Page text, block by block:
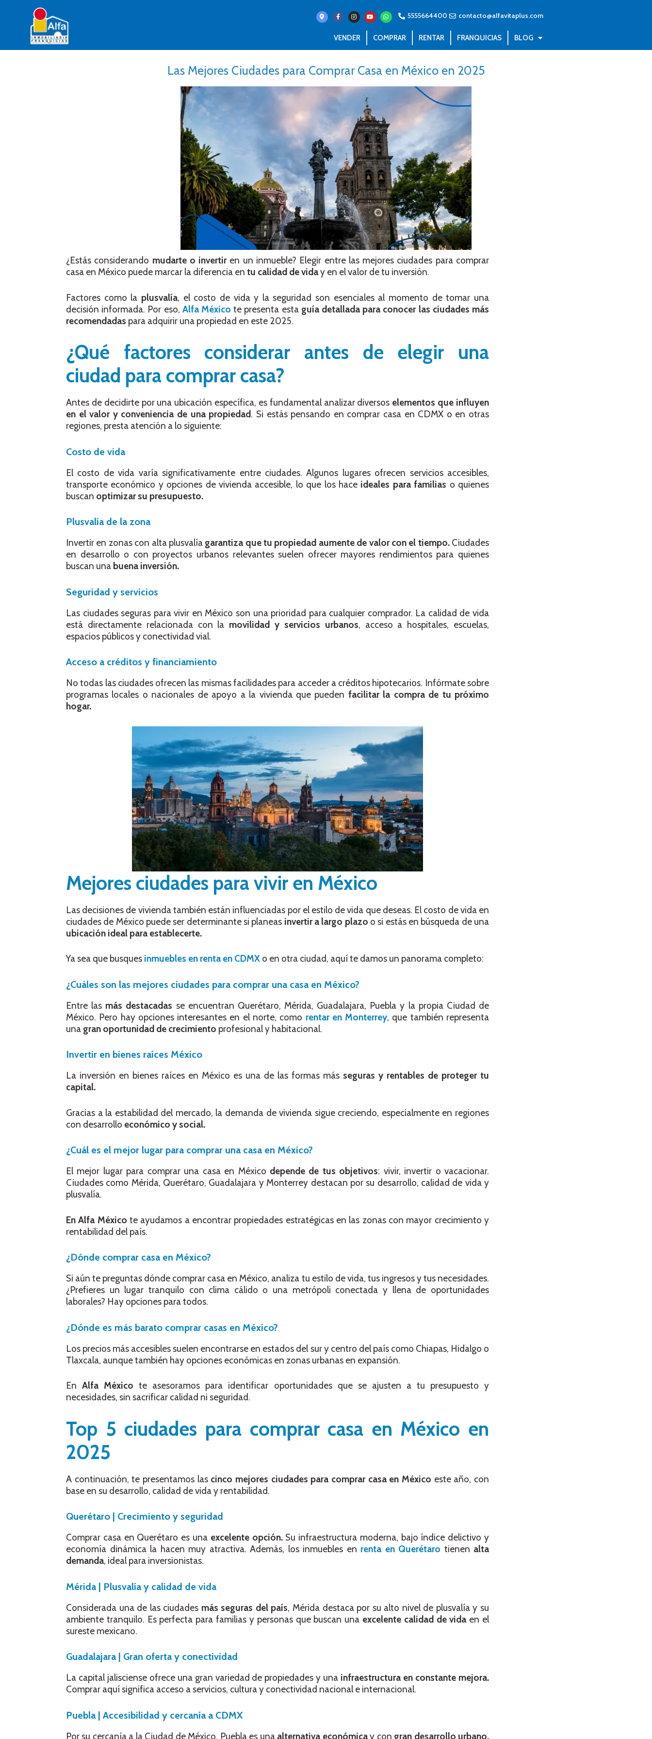
5555664400 contacto@alfavitaplus.com
VENDER COMPRAR RENTAR FRANQUICIAS BLOG
Las Mejores Ciudades para Comprar Casa en México en 2025
¿Estás considerando mudarte o invertiren un inmueble? Elegir entre las mejores ciudades para comprar
casa en México puede marcar la diferencia en tu calidad de viday en el valor de tu inversión.
Factores como la plusvalía, el costo de vida y la seguridad son esenciales al momento de tomar una
decisión informada. Por eso, Alfa México te presenta esta guía detallada para conocer las ciudades más
recomendadas para adquirir una propiedad en este 2025.
¿Qué factores considerar antes de elegir una
ciudad para comprar casa?
Antes de decidirte por una ubicación específica, es fundamental analizar diversos elementos que influyen
en el valor y conveniencia de una propiedad. Si estás pensando en comprar casa en CDMX o en otras
regiones, presta atención a lo siguiente:
Costo de vida
El costo de vida varía significativamente entre ciudades. Algunos lugares ofrecen servicios accesibles,
transporte económico y opciones de vivienda accesible, lo que los hace ideales para familias o quienes
buscan optimizar su presupuesto.
Plusvalía de la zona
Invertir en zonas con alta plusvalía garantiza que tu propiedad aumente de valor con el tiempo.Ciudades
en desarrollo o con proyectos urbanos relevantes suelen ofrecer mayores rendimientos para quienes
buscan una buena inversión.
Seguridad y servicios
Las ciudades seguras para vivir en México son una prioridad para cualquier comprador. La calidad de vida
está directamente relacionada con la movilidad y servicios urbanos, acceso a hospitales, escuelas,
espacios públicos y conectividad vial.
Acceso a créditos y financiamiento
No todas las ciudades ofrecen las mismas facilidades para acceder a créditos hipotecarios. Infórmate sobre
programas locales o nacionales de apoyo a la vivienda que pueden facilitar la compra de tu próximo
hogar.
Mejores ciudades para vivir en México
Las decisiones de vivienda también están influenciadas por el estilo de vida que deseas. El costo de vida en
ciudades de México puede ser determinante si planeas invertir a largo plazo o si estás en búsqueda de una
ubicación ideal para establecerte.
Ya sea que busques inmuebles en renta en CDMX o en otra ciudad, aquí te damos un panorama completo:
¿Cuáles son las mejores ciudades para comprar una casa en México?
Entre las más destacadas se encuentran Querétaro, Mérida, Guadalajara, Puebla y la propia Ciudad de
México. Pero hay opciones interesantes en el norte, como rentar en Monterrey, que también representa
una gran oportunidad de crecimiento profesional y habitacional.
Invertir en bienes raíces México
La inversión en bienes raíces en México es una de las formas más seguras y rentables de proteger tu
capital.
Gracias a la estabilidad del mercado, la demanda de vivienda sigue creciendo, especialmente en regiones
con desarrollo económico y social.
¿Cuál es el mejor lugar para comprar una casa en México?
El mejor lugar para comprar una casa en México depende de tus objetivos: vivir, invertir o vacacionar.
Ciudades como Mérida, Querétaro, Guadalajara y Monterrey destacan por su desarrollo, calidad de vida y
plusvalía.
En Alfa México te ayudamos a encontrar propiedades estratégicas en las zonas con mayor crecimiento y
rentabilidad del país.
¿Dónde comprar casa en México?
Si aún te preguntas dónde comprar casa en México, analiza tu estilo de vida, tus ingresos y tus necesidades.
¿Prefieres un lugar tranquilo con clima cálido o una metrópoli conectada y llena de oportunidades
laborales? Hay opciones para todos.
¿Dónde es más barato comprar casas en México?
Los precios más accesibles suelen encontrarse en estados del sur y centro del país como Chiapas, Hidalgo o
Tlaxcala, aunque también hay opciones económicas en zonas urbanas en expansión.
En Alfa México te asesoramos para identificar oportunidades que se ajusten a tu presupuesto y
necesidades, sin sacrificar calidad ni seguridad.
Top 5 ciudades para comprar casa en México en
2025
A continuación, te presentamos las cinco mejores ciudades para comprar casa en México este año, con
base en su desarrollo, calidad de vida y rentabilidad.
Querétaro | Crecimiento y seguridad
Comprar casa en Querétaro es una excelente opción.Su infraestructura moderna, bajo índice delictivo y
economía dinámica la hacen muy atractiva. Además, los inmuebles en renta en Querétaro tienen alta
demanda, ideal para inversionistas.
Mérida | Plusvalía y calidad de vida
Considerada una de las ciudades más seguras del país, Mérida destaca por su alto nivel de plusvalía y su
ambiente tranquilo. Es perfecta para familias y personas que buscan una excelente calidad de vida en el
sureste mexicano.
Guadalajara | Gran oferta y conectividad
La capital jalisciense ofrece una gran variedad de propiedades y una infraestructura en constante mejora.
Comprar aquí significa acceso a servicios, cultura y conectividad nacional e internacional.
Puebla | Accesibilidad y cercanía a CDMX
Por su cercanía a la Ciudad de México, Puebla es una alternativa económicay con gran desarrollo urbano.